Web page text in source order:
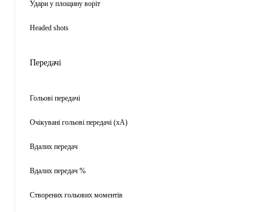
Удари у площину воріт
Headed shots
Передачі
Гольові передачі
Очікувані гольові передачі (xA)
Вдалих передач
Вдалих передач %
Створених гольових моментів